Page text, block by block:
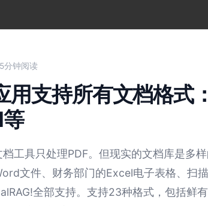
5分钟阅读
用支持所有文档格式
档工具只处理PDF。但现实的文档库是多
文件、财务部门的Excel电子表格、扫
全部支持。支持23种格式，包括鲜